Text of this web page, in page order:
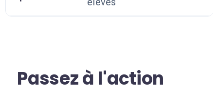
Passez à l'action